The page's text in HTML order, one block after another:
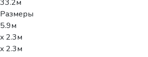
33.2м
Размеры
5.9м
x 2.3м
x 2.3м